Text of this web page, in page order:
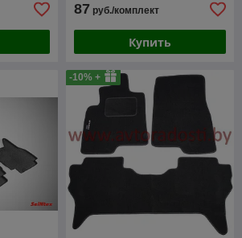
87 руб./комплект
Купить
-10% +